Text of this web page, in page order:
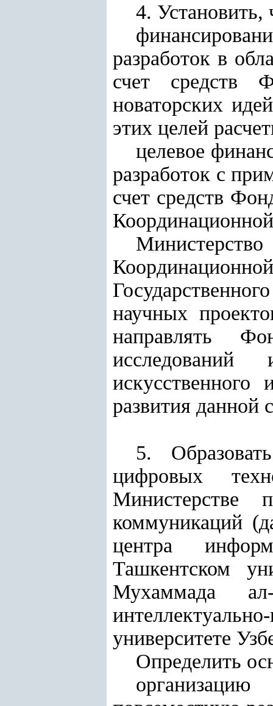
4. Установить,
разработок в
счет средств
новаторских
этих целей
целевое
разработок с
счет средств
научных
направлять
развития данной
5.
цифровых
Министерстве
коммуникаций
центра
Ташкентском
Мухаммада
университете
Определить